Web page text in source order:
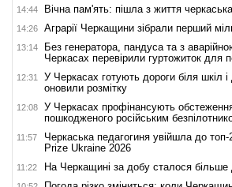
14:44 Вічна пам'ять: пішла з життя
14:26 Аграрії Черкащини зібрали перший
13:14
Без генератора, пандуса та з
Черкасах перевірили гуртожиток для
12:31
У Черкасах готують дороги біля шкіл
оновили розмітку
12:08
У Черкасах профінансують
пошкодженого російським
11:57
Черкаська педагогиня увійшла до
Prize Ukraine 2026
11:22 На Черкащині за добу сталося